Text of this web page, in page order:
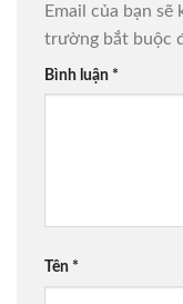
Email của bạn
trường bắt buộc
Bình luận *
Tên *